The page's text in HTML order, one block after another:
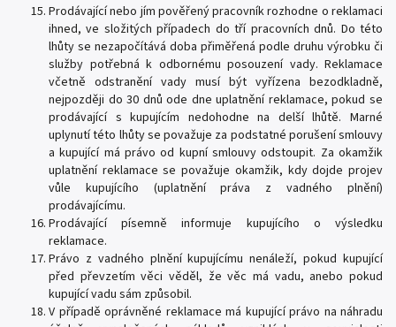
Prodávající nebo jím pověřený pracovník rozhodne o reklamaci
ihned, ve složitých případech do tří pracovních dnů. Do této
lhůty se nezapočítává doba přiměřená podle druhu výrobku či
služby potřebná k odbornému posouzení vady. Reklamace
včetně odstranění vady musí být vyřízena bezodkladně,
nejpozději do 30 dnů ode dne uplatnění reklamace, pokud se
prodávající s kupujícím nedohodne na delší lhůtě. Marné
uplynutí této lhůty se považuje za podstatné porušení smlouvy
a kupující má právo od kupní smlouvy odstoupit. Za okamžik
uplatnění reklamace se považuje okamžik, kdy dojde projev
vůle kupujícího (uplatnění práva z vadného plnění)
prodávajícímu.
Prodávající písemně informuje kupujícího o výsledku
reklamace.
Právo z vadného plnění kupujícímu nenáleží, pokud kupující
před převzetím věci věděl, že věc má vadu, anebo pokud
kupující vadu sám způsobil.
V případě oprávněné reklamace má kupující právo na náhradu